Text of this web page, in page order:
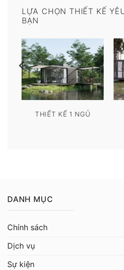
LỰA CHỌN THIẾT KẾ
BẠN
THIẾT KẾ 1 NGỦ
DANH MỤC
Chính sách
Dịch vụ
Sự kiện